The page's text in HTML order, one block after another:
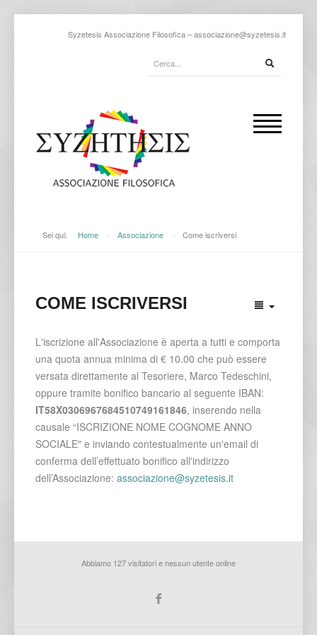
Syzetesis Associazione Filosofica –associazione@syzetesis.it
Sei qui: Home - Associazione - Come iscriversi
COME ISCRIVERSI
L'iscrizione all'Associazione è aperta a tutti e comporta
una quota annua minima di € 10.00 che può essere
versata direttamente al Tesoriere, Marco Tedeschini,
oppure tramite bonifico bancario al seguente IBAN:
IT58X0306967684510749161846, inserendo nella
causale “ISCRIZIONE NOME COGNOME ANNO
SOCIALE" e inviando contestualmente un'email di
conferma dell’effettuato bonifico all'indirizzo
dell’Associazione: associazione@syzetesis.it
Abbiamo 127 visitatori e nessun utente online